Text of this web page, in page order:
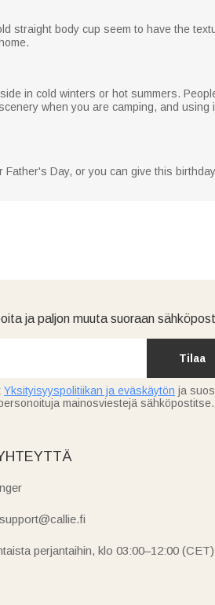
straight body cup seem to have the
in cold winters or hot summers.
when you are camping, and using
Day, or you can give this
ja paljon muuta suoraan
Tilaa
Yksityisyyspolitiikan ja eväskäytön ja
mainosviestejä sähköpostitse.
perjantaihin, klo 03:00–12:00 (CET)